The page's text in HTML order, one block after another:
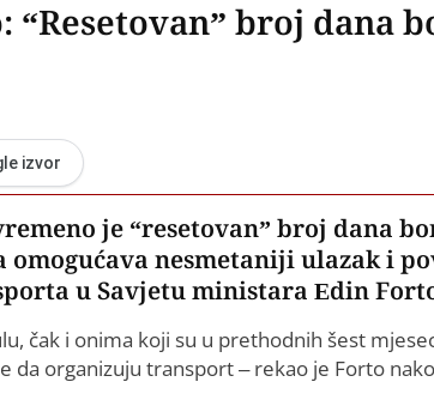
broj dana
izvor
je “resetovan” broj dana
omogućava nesmetaniji ulazak i
u Savjetu ministara Edin
čak i onima koji su u prethodnih šest
da organizuju transport – rekao je Forto